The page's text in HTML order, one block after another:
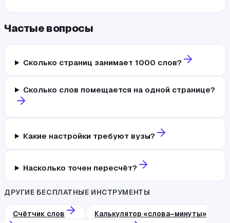
Частые вопросы
Сколько страниц занимает 1000 слов?
Сколько слов помещается на одной странице?
Какие настройки требуют вузы?
Насколько точен пересчёт?
ДРУГИЕ БЕСПЛАТНЫЕ ИНСТРУМЕНТЫ
Счётчик слов
Калькулятор «слова–минуты»